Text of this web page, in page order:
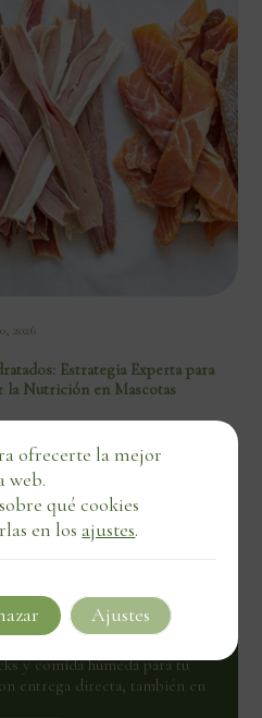
2026
Estrategia Experta para
Nutrición en Mascotas
mascota
y comida húmeda para tu
entrega directa, también en
ofrecerte la mejor
web.
qué cookies
en los ajustes.
Ajustes